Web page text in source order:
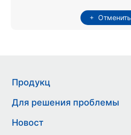
Отменить
Продукц
Для решения проблемы
Новост